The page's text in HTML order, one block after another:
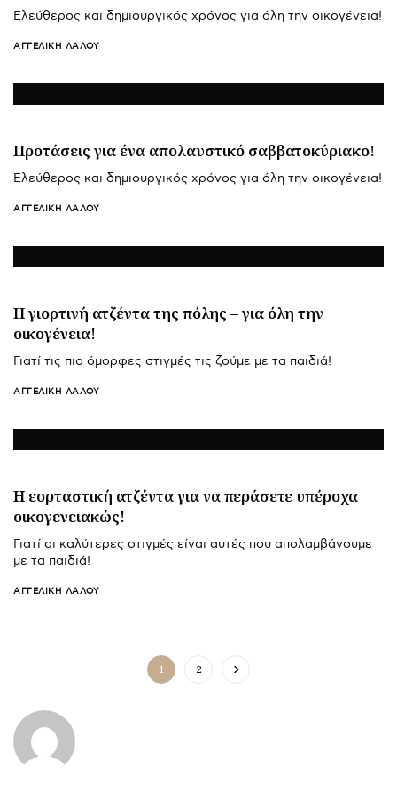
Ελεύθερος και δημιουργικός χρόνος για όλη την οικογένεια!
ΑΓΓΕΛΙΚΉ ΛΆΛΟΥ
Προτάσεις για ένα απολαυστικό σαββατοκύριακο!
Ελεύθερος και δημιουργικός χρόνος για όλη την οικογένεια!
ΑΓΓΕΛΙΚΉ ΛΆΛΟΥ
Η γιορτινή ατζέντα της πόλης – για όλη την
οικογένεια!
Γιατί τις πιο όμορφες στιγμές τις ζούμε με τα παιδιά!
ΑΓΓΕΛΙΚΉ ΛΆΛΟΥ
Η εορταστική ατζέντα για να περάσετε υπέροχα
οικογενειακώς!
Γιατί οι καλύτερες στιγμές είναι αυτές που απολαμβάνουμε
με τα παιδιά!
ΑΓΓΕΛΙΚΉ ΛΆΛΟΥ
1 2